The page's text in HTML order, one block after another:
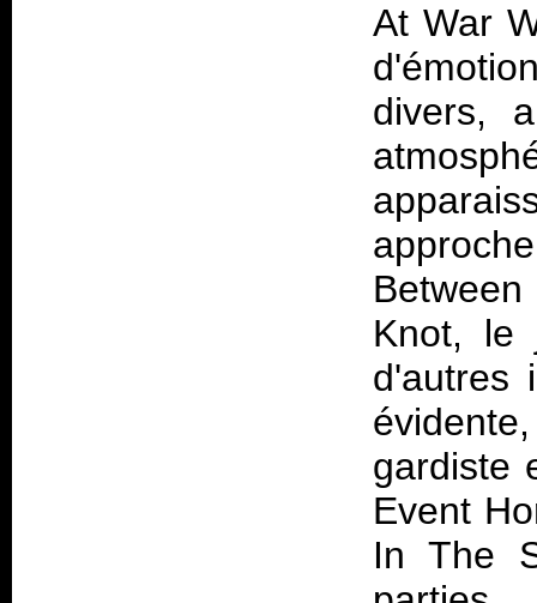
At War
divers,
Knot, le
d'autres
gardiste
Event
In The